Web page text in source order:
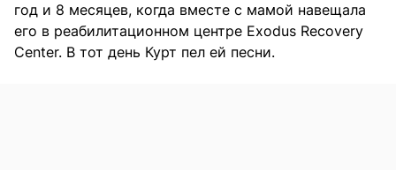
год и 8 месяцев, когда вместе с мамой навещала
его в реабилитационном центре Exodus Recovery
Center. В тот день Курт пел ей песни.